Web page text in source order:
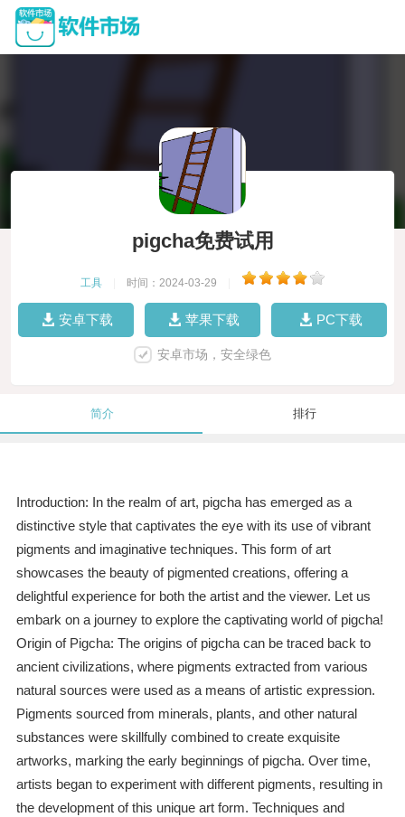
pigcha免费试用
工具 时间：2024-03-29
安卓下载 苹果下载 PC下载
安卓市场，安全绿色
简介 排行
Introduction: In the realm of art, pigcha has emerged as a
distinctive style that captivates the eye with its use of vibrant
pigments and imaginative techniques. This form of art
showcases the beauty of pigmented creations, offering a
delightful experience for both the artist and the viewer. Let us
embark on a journey to explore the captivating world of pigcha!
Origin of Pigcha: The origins of pigcha can be traced back to
ancient civilizations, where pigments extracted from various
natural sources were used as a means of artistic expression.
Pigments sourced from minerals, plants, and other natural
substances were skillfully combined to create exquisite
artworks, marking the early beginnings of pigcha. Over time,
artists began to experiment with different pigments, resulting in
the development of this unique art form. Techniques and